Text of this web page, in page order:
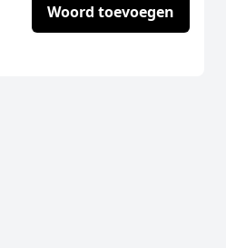
Woord toevoegen